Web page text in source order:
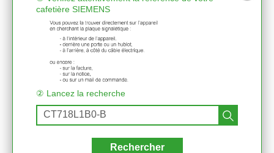
cafetière SIEMENS
② Lancez la recherche
Rechercher